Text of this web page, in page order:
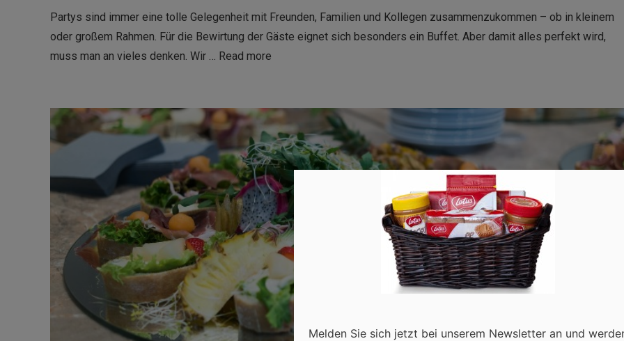
Partys sind immer eine tolle Gelegenheit mit Freunden, Familien und Kollegen zusammenzukommen – ob in kleinem
oder großem Rahmen. Für die Bewirtung der Gäste eignet sich besonders ein Buffet. Aber damit alles perfekt wird,
muss man an vieles denken. Wir … Read more
Melden Sie sich jetzt bei unserem Newsletter an und